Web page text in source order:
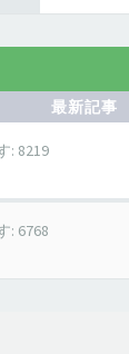
最新記事
: 8219
: 6768